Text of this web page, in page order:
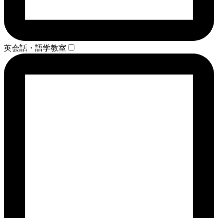
英会話・語学教室